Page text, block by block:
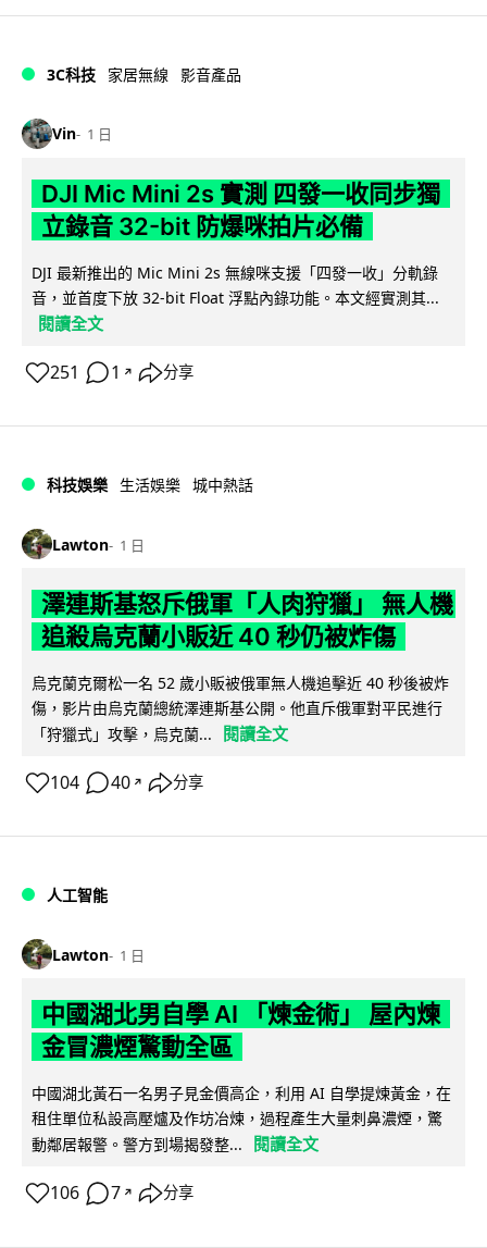
3C科技 家居無線 影音產品
Vin 1 日
DJI Mic Mini 2s 實測 四發一收同步獨
立錄音 32-bit 防爆咪拍片必備
DJI 最新推出的 Mic Mini 2s 無線咪支援「四發一收」分軌錄
音，並首度下放 32-bit Float 浮點內錄功能。本文經實測其...
閱讀全文
251 1 ↗ 分享
科技娛樂 生活娛樂 城中熱話
Lawton 1 日
澤連斯基怒斥俄軍「人肉狩獵」 無人機
追殺烏克蘭小販近 40 秒仍被炸傷
烏克蘭克爾松一名 52 歲小販被俄軍無人機追擊近 40 秒後被炸
傷，影片由烏克蘭總統澤連斯基公開。他直斥俄軍對平民進行
「狩獵式」攻擊，烏克蘭...
閱讀全文
104 40 ↗ 分享
人工智能
Lawton 1 日
中國湖北男自學 AI 「煉金術」 屋內煉
金冒濃煙驚動全區
中國湖北黃石一名男子見金價高企，利用 AI 自學提煉黃金，在
租住單位私設高壓爐及作坊冶煉，過程產生大量刺鼻濃煙，驚
動鄰居報警。警方到場揭發整...
閱讀全文
106 7 ↗ 分享